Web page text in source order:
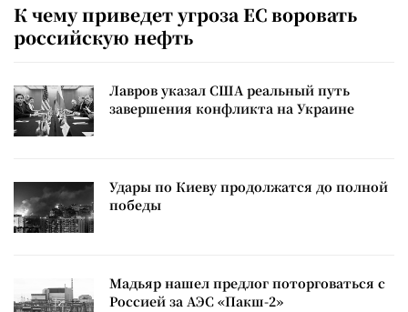
К чему приведет угроза ЕС воровать
российскую нефть
Лавров указал США реальный путь
завершения конфликта на Украине
Удары по Киеву продолжатся до полной
победы
Мадьяр нашел предлог поторговаться с
Россией за АЭС «Пакш-2»